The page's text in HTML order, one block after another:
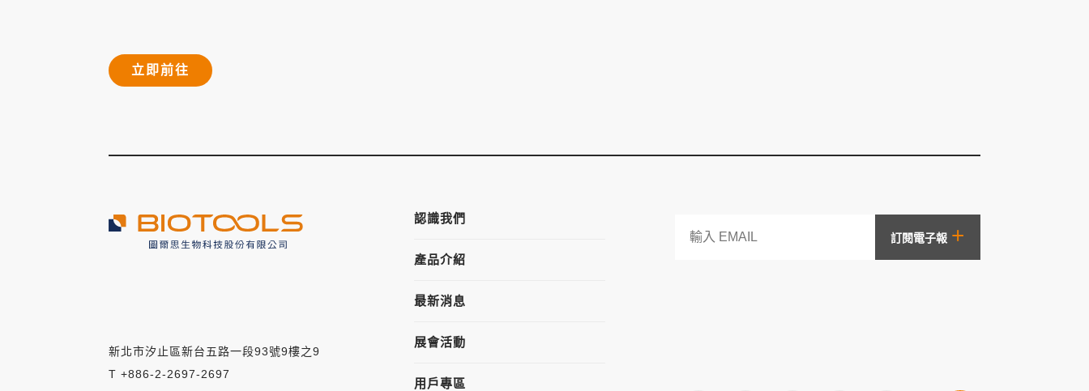
立即前往
新北市汐止區新台五路一段93號9樓之9
T +886-2-2697-2697
認識我們
產品介紹
最新消息
展會活動
用戶專區
訂閱電子報 +